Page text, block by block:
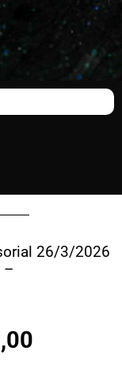
26/3/2026
–